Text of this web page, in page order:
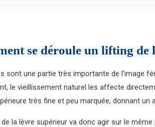
se déroule un lifting de
sont une partie très importante de l’image
le vieillissement naturel les affecte
très fine et peu marquée, donnant
la lèvre supérieur va donc agir sur le même